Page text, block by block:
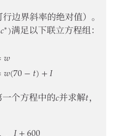
行边界斜率的绝对值）。
𝑐∗)
c∗)
满足以下联立方程组：
𝑤
𝑤(70−𝑡)+𝐼
c=w( −t ) I
个方程中的𝑐并求解𝑡，